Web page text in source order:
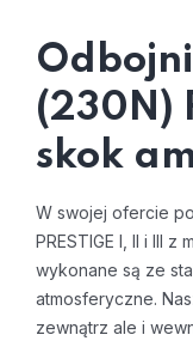
(230N)
skok
W swojej ofercie
PRESTIGE I, II i III
wykonane są ze
atmosferyczne.
zewnątrz ale i